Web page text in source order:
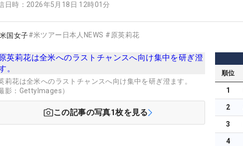
日時： 2026年5月18日 12時01分
米国女子#米ツアー日本人NEWS # 原英莉花
莉花は全米へのラストチャンスへ向け集中を研ぎ澄ます。
影：GettyImages）
この記事の写真1枚を見る
順位
1
2
3
4